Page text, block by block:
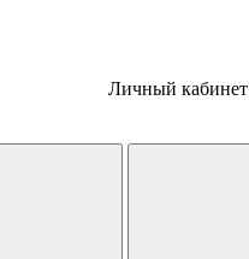
Личный кабинет